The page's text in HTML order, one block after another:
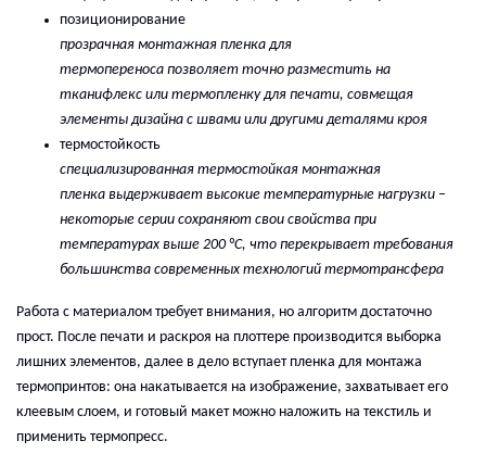
позиционирование
прозрачная монтажная пленка для
термопереноса позволяет точно разместить на
тканифлекс или термопленку для печати, совмещая
элементы дизайна с швами или другими деталями кроя
термостойкость
специализированная термостойкая монтажная
пленка выдерживает высокие температурные нагрузки –
некоторые серии сохраняют свои свойства при
температурах выше 200 °C, что перекрывает требования
большинства современных технологий термотрансфера
Работа с материалом требует внимания, но алгоритм достаточно
прост. После печати и раскроя на плоттере производится выборка
лишних элементов, далее в дело вступает пленка для монтажа
термопринтов: она накатывается на изображение, захватывает его
клеевым слоем, и готовый макет можно наложить на текстиль и
применить термопресс.